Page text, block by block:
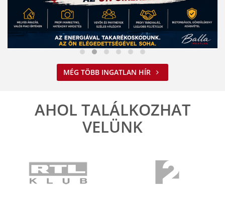
Nem spórolunk az energiával
ELOLVASOM
MÉG TÖBB INGATLAN HÍR
AHOL TALÁLKOZHAT
VELÜNK